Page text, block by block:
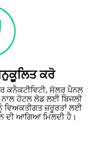
ਕਰੋ
ਕਨੈਕਟੀਵਿਟੀ, ਸੋਲਰ ਪੈਨਲ
ਹੋਟਲ ਲੋਡ ਲਈ ਬਿਜਲੀ
ਵਿਅਕਤੀਗਤ ਜ਼ਰੂਰਤਾਂ ਲਈ
ਦੀ ਆਗਿਆ ਮਿਲਦੀ ਹੈ।